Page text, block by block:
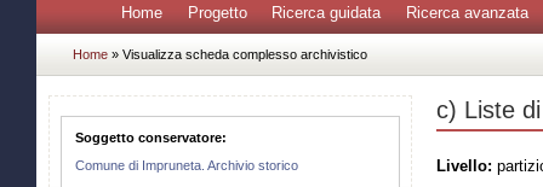
Home Progetto Ricerca guidata Ricerca avanzata
Home » Visualizza scheda complesso archivistico
Soggetto conservatore:
Comune di Impruneta. Archivio storico
c) Liste
Livello: